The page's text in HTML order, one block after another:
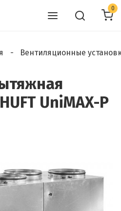
0
Вентиляционные
UniMAX-P